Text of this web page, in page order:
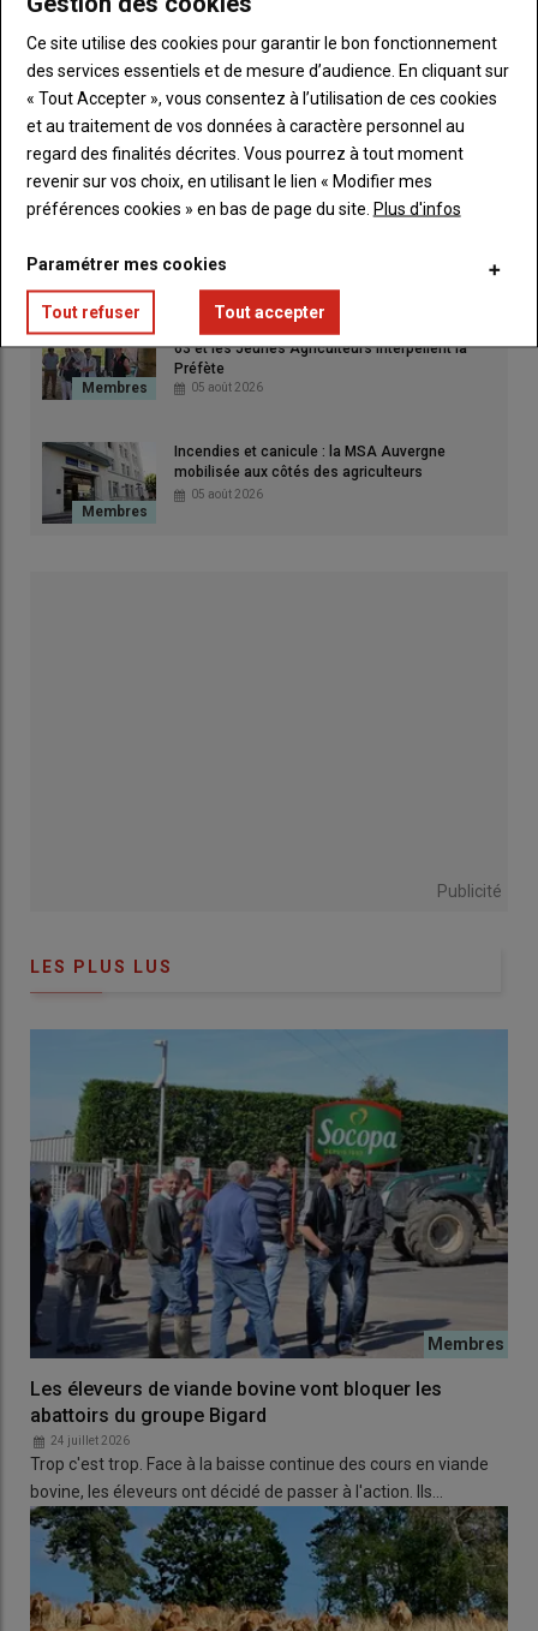
FDSEA et JA, un partenariat opérationnel avec
07 août 2026
Marc Bloch, un Creusois d'adoption dans le
temple des grands Hommes
06 août 2026
Le marché nocturne des producteurs a séduit le
05 août 2026
Sécheresse dans le Puy-de-Dôme : la FNSEA
63 et les Jeunes Agriculteurs interpellent la
Préfète
05 août 2026
Incendies et canicule : la MSA Auvergne
mobilisée aux côtés des agriculteurs
05 août 2026
Publicité
LES PLUS LUS
Les éleveurs de viande bovine vont bloquer les
abattoirs du groupe Bigard
24 juillet 2026
Trop c'est trop. Face à la baisse continue des cours en viande
bovine, les éleveurs ont décidé de passer à l'action. Ils…
Ce site utilise des cookies pour garantir le bon fonctionnement
des services essentiels et de mesure d’audience. En cliquant sur
« Tout Accepter », vous consentez à l’utilisation de ces cookies
et au traitement de vos données à caractère personnel au
regard des finalités décrites. Vous pourrez à tout moment
revenir sur vos choix, en utilisant le lien « Modifier mes
préférences cookies » en bas de page du site. Plus d'infos
Paramétrer mes cookies
Tout refuser Tout accepter